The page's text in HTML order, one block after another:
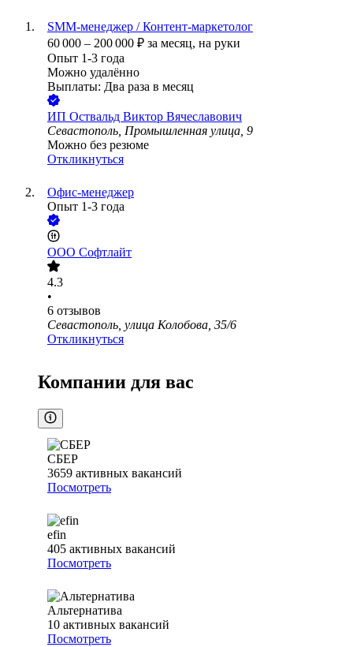
SMM-менеджер / Контент-маркетолог
60 000 – 200 000 ₽ за месяц, на руки
Опыт 1-3 года
Можно удалённо
Выплаты: Два раза в месяц
ИП Оствальд Виктор Вячеславович
Севастополь, Промышленная улица, 9
Можно без резюме
Откликнуться
Офис-менеджер
Опыт 1-3 года
ООО Софтлайт
4.3
•
6 отзывов
Севастополь, улица Колобова, 35/6
Откликнуться
Компании для вас
СБЕР
3659 активных вакансий
Посмотреть
efin
405 активных вакансий
Посмотреть
Альтернатива
10 активных вакансий
Посмотреть